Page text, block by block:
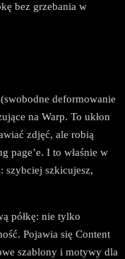
bez grzebania w
deformowanie
na Warp. To ukłon
zdjęć, ale robią
page’e. I to właśnie w
szybciej szkicujesz,
półkę: nie tylko
Pojawia się Content
szablony i motywy dla